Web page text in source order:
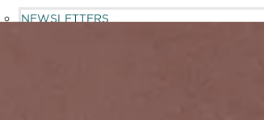
NEWSLETTERS